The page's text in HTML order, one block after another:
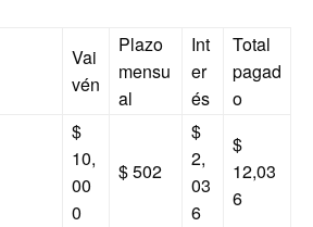
Vai
vén
Plazo
mensu
al
Int
er
és
Total
pagad
o
$
10,
00
0
$ 502
$
2,
03
6
$
12,03
6